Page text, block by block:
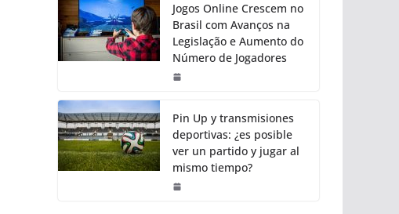
Jogos Online Crescem no
Brasil com Avanços na
Legislação e Aumento do
Número de Jogadores
Pin Up y transmisiones
deportivas: ¿es posible
ver un partido y jugar al
mismo tiempo?